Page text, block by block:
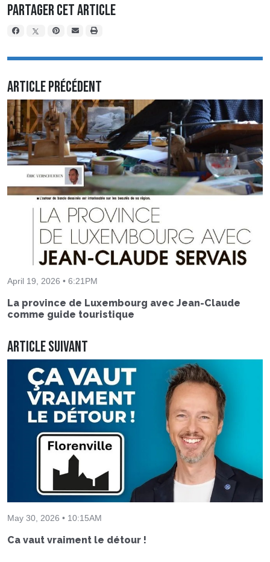
Partager cet article
Article précédent
April 19, 2026 • 6:21PM
La province de Luxembourg avec Jean-Claude
comme guide touristique
Article suivant
May 30, 2026 • 10:15AM
Ca vaut vraiment le détour !